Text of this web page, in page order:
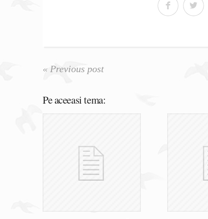
« Previous post
Pe aceeasi tema: